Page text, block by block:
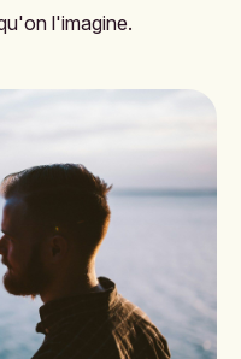
l'imagine.